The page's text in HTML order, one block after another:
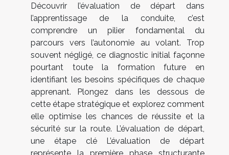
Découvrir l’évaluation de départ dans
l’apprentissage de la conduite, c’est
comprendre un pilier fondamental du
parcours vers l’autonomie au volant. Trop
souvent négligé, ce diagnostic initial façonne
pourtant toute la formation future en
identifiant les besoins spécifiques de chaque
apprenant. Plongez dans les dessous de
cette étape stratégique et explorez comment
elle optimise les chances de réussite et la
sécurité sur la route. L’évaluation de départ,
une étape clé L’évaluation de départ